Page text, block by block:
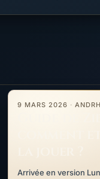
9 MARS 2026 ·
Arrivée en version
Guide de Zibai :